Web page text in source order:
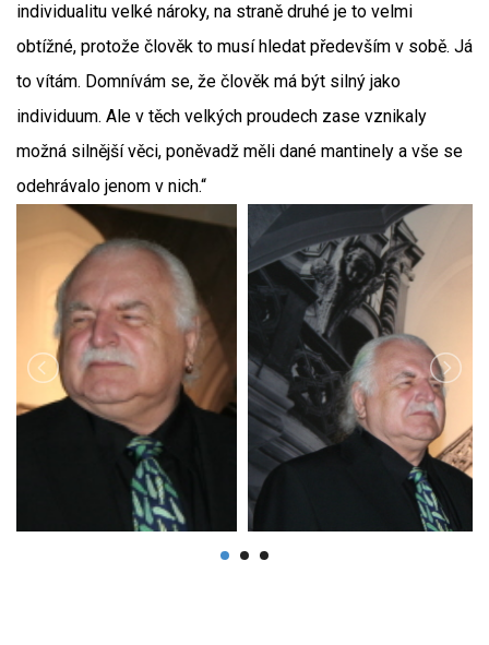
individualitu velké nároky, na straně druhé je to velmi
obtížné, protože člověk to musí hledat především v sobě. Já
to vítám. Domnívám se, že člověk má být silný jako
individuum. Ale v těch velkých proudech zase vznikaly
možná silnější věci, poněvadž měli dané mantinely a vše se
odehrávalo jenom v nich.“